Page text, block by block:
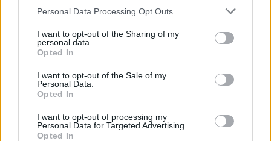
Please note that this website/app uses one or more Google
not limited to your visit or usage behaviour. You may click to
grant or deny consent to Google and its third-party tags to
use your data for below specified purposes in below Google
consent section.
Personal Data Processing Opt Outs
I want to opt-out of the Sharing of my
personal data.
Opted In
I want to opt-out of the Sale of my
Personal Data.
Opted In
I want to opt-out of processing my
Personal Data for Targeted Advertising.
Opted In